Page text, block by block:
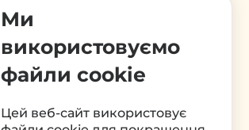
Ми
використовуємо
файли cookie
Цей веб-сайт використовує